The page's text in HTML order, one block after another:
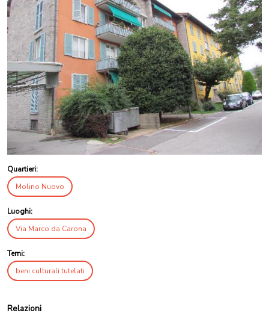
Quartieri:
Molino Nuovo
Luoghi:
Via Marco da Carona
Temi:
beni culturali tutelati
Relazioni